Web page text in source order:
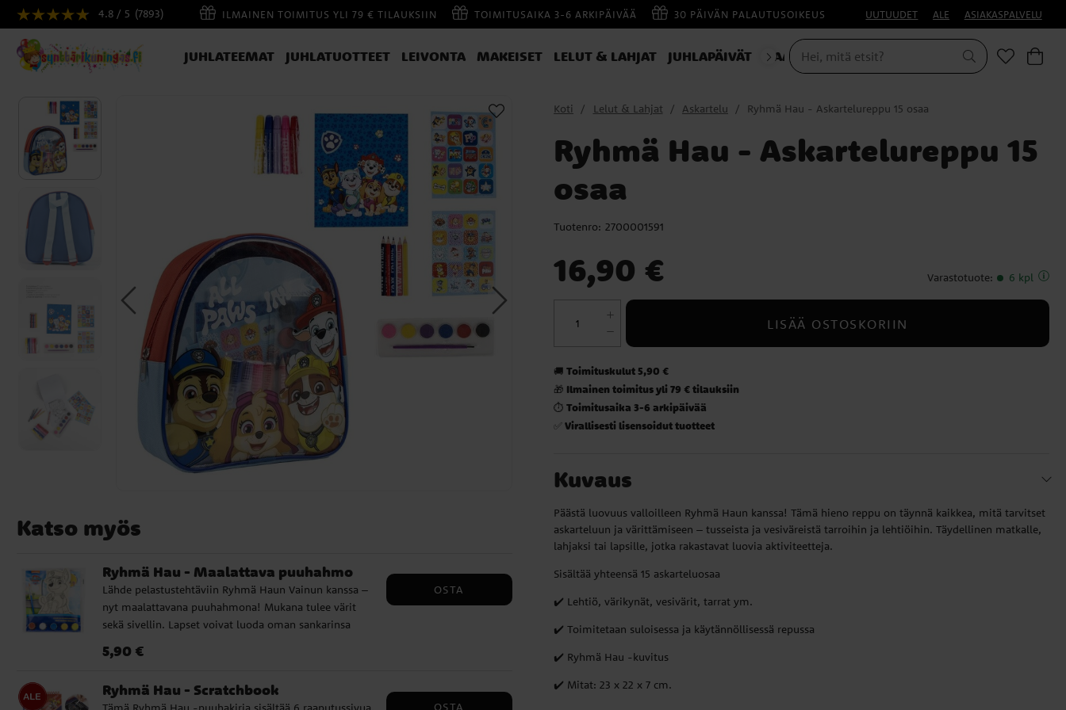
4.8 / 5 (7893) ILMAINEN TOIMITUS YLI 79 € TILAUKSIIN TOIMITUSAIKA 3-6 ARKIPÄIVÄÄ 30 PÄIVÄN PALAUTUSOIKEUS UUTUUDET ALE ASIAKASPALVELU
JUHLATEEMAT JUHLATUOTTEET LEIVONTA MAKEISET LELUT & LAHJAT JUHLAPÄIVÄT NAAMIAISET
Katso myös
Ryhmä Hau - Maalattava puuhahmo
Lähde pelastustehtäviin Ryhmä Haun Vainun kanssa –
nyt maalattavana puuhahmona! Mukana tulee värit
sekä sivellin. Lapset voivat luoda oman sankarinsa
aktiviteetti pienille rohkean poliisikoiran faneille
Hinta :5,90 €
5,90 €
OSTA
Ryhmä Hau - Scratchbook
OSTA
Koti Lelut & Lahjat Askartelu Ryhmä Hau - Askartelureppu 15 osaa
Ryhmä Hau - Askartelureppu 15
osaa
Tuotenro: 2700001591
16,90 € Varastotuote: 6 kpl
LISÄÄ OSTOSKORIIN
🚚Toimituskulut 5,90 €
🎁 Ilmainen toimitus yli 79 € tilauksiin
⏱️Toimitusaika 3-6 arkipäivää
✅Virallisesti lisensoidut tuotteet
Kuvaus
Päästä luovuus valloilleen Ryhmä Haun kanssa! Tämä hieno reppu on täynnä kaikkea, mitä tarvitset
askarteluun ja värittämiseen – tusseista ja vesiväreistä tarroihin ja lehtiöihin. Täydellinen matkalle,
lahjaksi tai lapsille, jotka rakastavat luovia aktiviteetteja.
Sisältää yhteensä 15 askarteluosaa
✔️ Lehtiö, värikynät, vesivärit, tarrat ym.
✔️ Toimitetaan suloisessa ja käytännöllisessä repussa
✔️ Ryhmä Hau -kuvitus
✔️ Mitat: 23 x 22 x 7 cm.